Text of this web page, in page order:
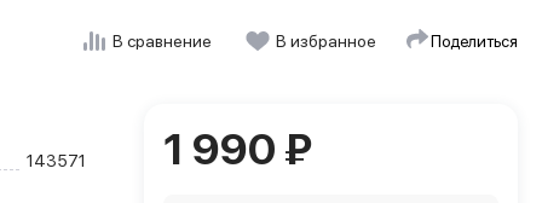
В сравнение В избранное Поделиться
143571 1 990 ₽